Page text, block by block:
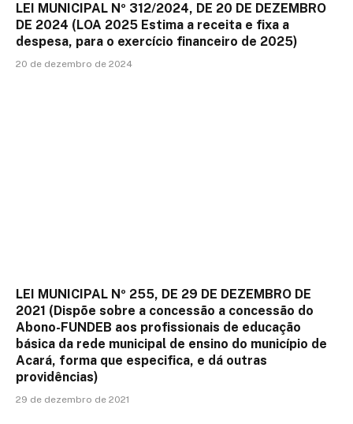
LEI MUNICIPAL Nº 312/2024, DE 20 DE DEZEMBRO
DE 2024 (LOA 2025 Estima a receita e fixa a
despesa, para o exercício financeiro de 2025)
20 de dezembro de 2024
LEI MUNICIPAL Nº 255, DE 29 DE DEZEMBRO DE
2021 (Dispõe sobre a concessão a concessão do
Abono-FUNDEB aos profissionais de educação
básica da rede municipal de ensino do município de
Acará, forma que especifica, e dá outras
providências)
29 de dezembro de 2021